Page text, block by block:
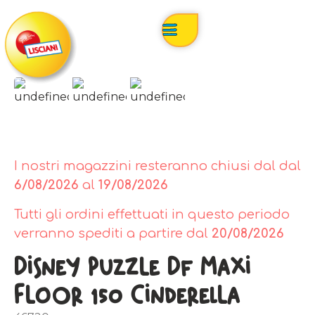
I nostri magazzini resteranno chiusi dal dal
6/08/2026 al 19/08/2026
Tutti gli ordini effettuati in questo periodo
verranno spediti a partire dal 20/08/2026
Disney Puzzle Df Maxi
Floor 150 Cinderella